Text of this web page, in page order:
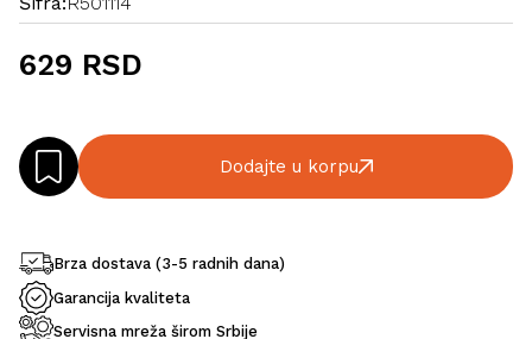
629 RSD
Dodajte u korpu
Brza dostava (3-5 radnih dana)
Garancija kvaliteta
Servisna mreža širom Srbije